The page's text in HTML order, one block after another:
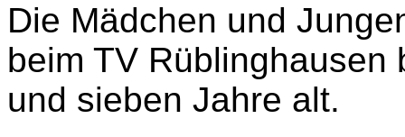
Die Mädchen und
beim TV
und sieben Jahre alt.